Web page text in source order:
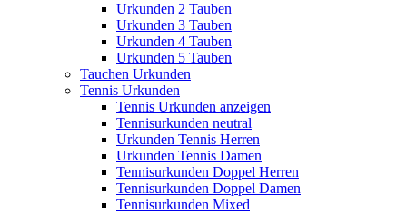
Urkunden 2 Tauben
Urkunden 3 Tauben
Urkunden 4 Tauben
Urkunden 5 Tauben
Tauchen Urkunden
Tennis Urkunden
Tennis Urkunden anzeigen
Tennisurkunden neutral
Urkunden Tennis Herren
Urkunden Tennis Damen
Tennisurkunden Doppel Herren
Tennisurkunden Doppel Damen
Tennisurkunden Mixed